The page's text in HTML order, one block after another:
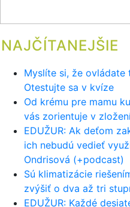
NAJČÍTANEJŠIE
Myslíte si, že ovládate
Otestujte sa v kvíze
Od krému pre mamu
vás zorientuje v
EDUŽUR: Ak deťom
ich nebudú vedieť
Ondrisová (+podcast)
Sú klimatizácie
zvýšiť o dva až tri
EDUŽUR: Každé